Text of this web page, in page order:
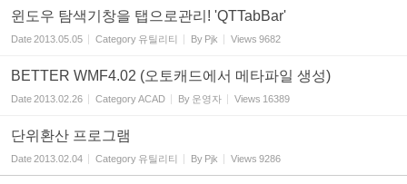
윈도우 탐색기창을 탭으로관리! 'QTTabBar'
Date2013.05.05 Category 유틸리티 By Pjk Views 9682
BETTER WMF4.02 (오토캐드에서 메타파일 생성)
Date2013.02.26 CategoryACAD By 운영자 Views 16389
단위환산 프로그램
Date2013.02.04 Category 유틸리티 By Pjk Views 9286